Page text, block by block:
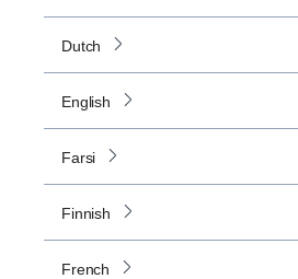
Dutch
English
Farsi
Finnish
French